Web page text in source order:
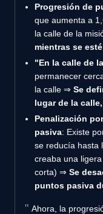
Progresión de
que aumenta a
la calle de la
mientras se
"En la calle de
permanecer
la calle ⇒ Se
lugar de la
Penalización
pasiva: Existe
se reducía hasta
creaba una
corta) ⇒ Se
puntos pasiva
Ahora, la